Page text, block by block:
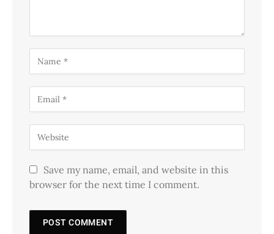
Save my name, email, and website in this
browser for the next time I comment.